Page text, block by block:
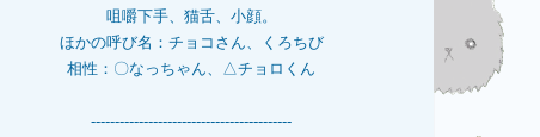
咀嚼下手、猫舌、小顔。
ほかの呼び名：チョコさん、くろちび
相性：〇なっちゃん、△チョロくん
------------------------------------------